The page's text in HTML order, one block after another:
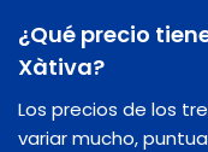
¿Qué precio
Xàtiva?
Los precios de los
variar mucho,